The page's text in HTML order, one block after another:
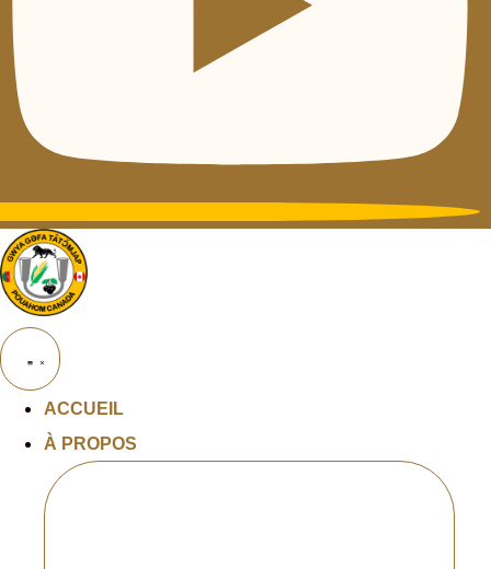
ACCUEIL
À PROPOS